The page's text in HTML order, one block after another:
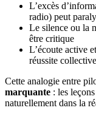
L’excès
radio) peut
Le silence ou la
être critique
L’écoute active
réussite collective
Cette analogie entre
marquante : les
naturellement dans la